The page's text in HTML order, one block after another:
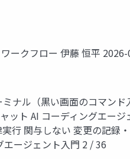
ークフロー 伊藤 恒平
ナル（黒い画面のコマン
ット AI コーディングエー
行 関与しない 変更の記
ージェント入門 2 / 36